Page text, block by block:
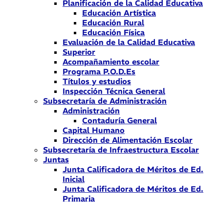
Planificación de la Calidad Educativa
Educación Artística
Educación Rural
Educación Física
Evaluación de la Calidad Educativa
Superior
Acompañamiento escolar
Programa P.O.D.Es
Títulos y estudios
Inspección Técnica General
Subsecretaría de Administración
Administración
Contaduría General
Capital Humano
Dirección de Alimentación Escolar
Subsecretaría de Infraestructura Escolar
Juntas
Junta Calificadora de Méritos de Ed.
Inicial
Junta Calificadora de Méritos de Ed.
Primaria